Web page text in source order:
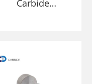
Carbide
Product cù alta
densità è un